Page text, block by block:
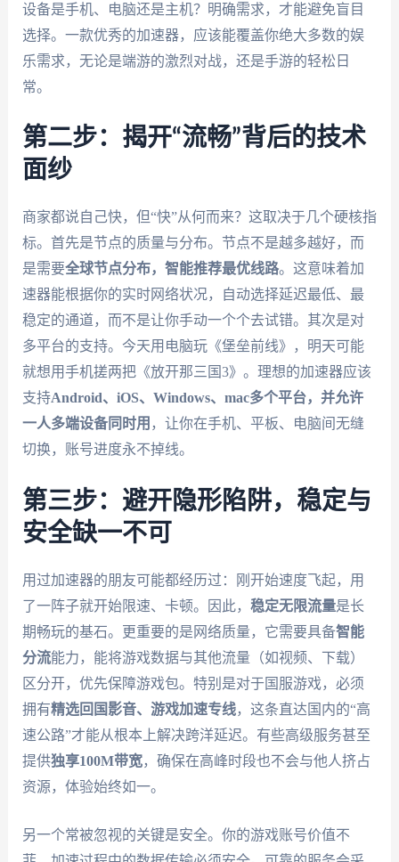
设备是手机、电脑还是主机？明确需求，才能避免盲目
选择。一款优秀的加速器，应该能覆盖你绝大多数的娱
乐需求，无论是端游的激烈对战，还是手游的轻松日
常。
第二步：揭开“流畅”背后的技术
面纱
商家都说自己快，但“快”从何而来？这取决于几个硬核指
标。首先是节点的质量与分布。节点不是越多越好，而
是需要全球节点分布，智能推荐最优线路。这意味着加
速器能根据你的实时网络状况，自动选择延迟最低、最
稳定的通道，而不是让你手动一个个去试错。其次是对
多平台的支持。今天用电脑玩《堡垒前线》，明天可能
就想用手机搓两把《放开那三国3》。理想的加速器应该
支持Android、iOS、Windows、mac多个平台，并允许
一人多端设备同时用 ，让你在手机、平板、电脑间无缝
切换，账号进度永不掉线。
第三步：避开隐形陷阱，稳定与
安全缺一不可
用过加速器的朋友可能都经历过：刚开始速度飞起，用
了一阵子就开始限速、卡顿。因此， 稳定无限流量是长
期畅玩的基石。更重要的是网络质量，它需要具备智能
分流能力，能将游戏数据与其他流量（如视频、下载）
区分开，优先保障游戏包。特别是对于国服游戏，必须
拥有精选回国影音、游戏加速专线，这条直达国内的“高
速公路”才能从根本上解决跨洋延迟。有些高级服务甚至
提供独享100M带宽，确保在高峰时段也不会与他人挤占
资源，体验始终如一。
另一个常被忽视的关键是安全。你的游戏账号价值不